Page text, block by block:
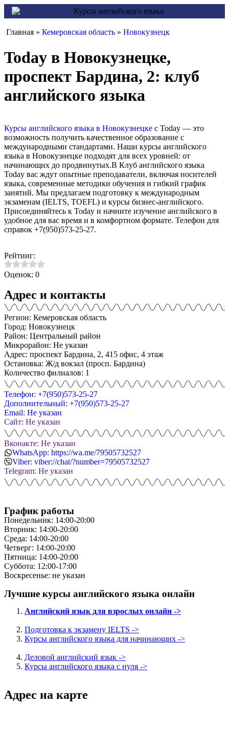
Главная » Кемеровская область » Новокузнецк
Today в Новокузнецке,
проспект Бардина, 2: клуб
английского языка
Курсы английского языка в Новокузнецке с Today — это
возможность получить качественное образование с
международными стандартами. Наши курсы английского
языка в Новокузнецке подходят для всех уровней: от
начинающих до продвинутых.В Клуб английского языка
Today вас ждут опытные преподаватели, включая носителей
языка, современные методики обучения и гибкий график
занятий. Мы предлагаем подготовку к международным
экзаменам (IELTS, TOEFL) и курсы бизнес-английского.
Присоединяйтесь к Today и начните изучение английского в
удобное для вас время и в комфортном формате. Телефон для
справок +7(950)573-25-27.
Рейтинг:
Оценок: 0
Адрес и контакты
Регион: Кемеровская область
Город: Новокузнецк
Район: Центральный район
Микрорайон: Не указан
Адрес: проспект Бардина, 2, 415 офис, 4 этаж
Остановка: Ж/д вокзал (просп. Бардина)
Количество филиалов: 1
Телефон: +7(950)573-25-27
Дополнительный: +7(950)573-25-27
Email: Не указан
Сайт: Не указан
Вконакте: Не указан
WhatsApp: https://wa.me/79505732527
Viber: viber://chat/?number=79505732527
Telegram: Не указан
График работы
Понедельник: 14:00-20:00
Вторник: 14:00-20:00
Среда: 14:00-20:00
Четверг: 14:00-20:00
Пятница: 14:00-20:00
Суббота: 12:00-17:00
Воскресенье: не указан
Лучшие курсы английского языка онлайн
Английский язык для взрослых онлайн ->
Подготовка к экзамену IELTS ->
Курсы английского языка для начинающих ->
Деловой английский язык ->
Курсы английского языка с нуля ->
Адрес на карте